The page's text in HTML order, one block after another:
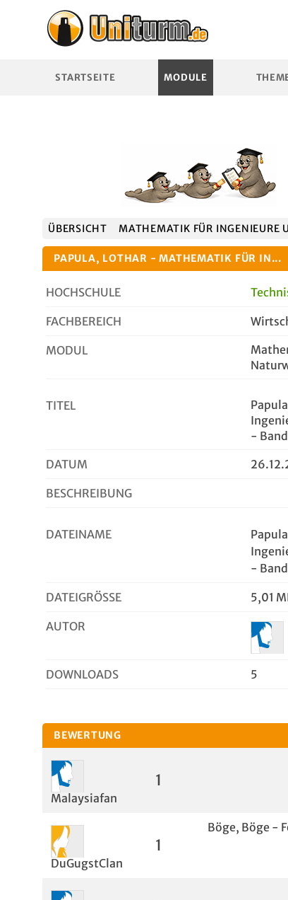
STARTSEITE MODULE
ÜBERSICHT MATHEMATIK FÜR INGENIEURE
PAPULA, LOTHAR - MATHEMATIK FÜR IN...
HOCHSCHULE
FACHBEREICH
MODUL
TITEL
-
DATUM
BESCHREIBUNG
DATEINAME
-
DATEIGRÖSSE 5,01
AUTOR
DOWNLOADS 5
BEWERTUNG
Malaysiafan
1
DuGugstClan
1
Böge, Böge -